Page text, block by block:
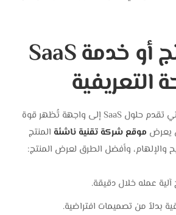
عرض المنتج أو خدمة SaaS
تحتاج الشركات التقنية التي تقدم حلول SaaS إلى واجهة تُظهر قوة
يعرض موقع شركة تقنية ناشئة المنتج
والإلهام، وأفضل الطرق لعرض المنتج:
عمله خلال دقيقة.
بدلاً من تصميمات افتراضية.